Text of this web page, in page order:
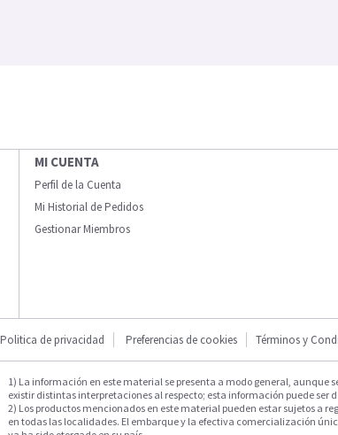
MI CUENTA
Perfil de la Cuenta
Mi Historial de Pedidos
Gestionar Miembros
Politica de privacidad Preferencias de cookies Términos y
1) La información en este material se presenta a modo general, aunque
existir distintas interpretaciones al respecto; esta información puede ser
2) Los productos mencionados en este material pueden estar sujetos a
en todas las localidades. El embarque y la efectiva comercialización